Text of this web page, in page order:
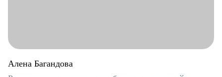
Алена Багандова